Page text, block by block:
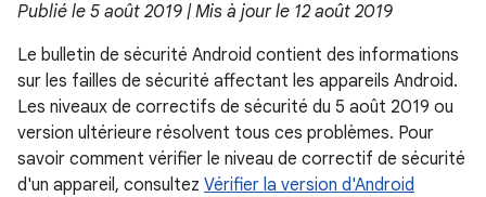
Publié le 5 août 2019 | Mis à jour le 12 août 2019
Le bulletin de sécurité Android contient des informations
sur les failles de sécurité affectant les appareils Android.
Les niveaux de correctifs de sécurité du 5 août 2019 ou
version ultérieure résolvent tous ces problèmes. Pour
savoir comment vérifier le niveau de correctif de sécurité
d'un appareil, consultez Vérifier la version d'Android